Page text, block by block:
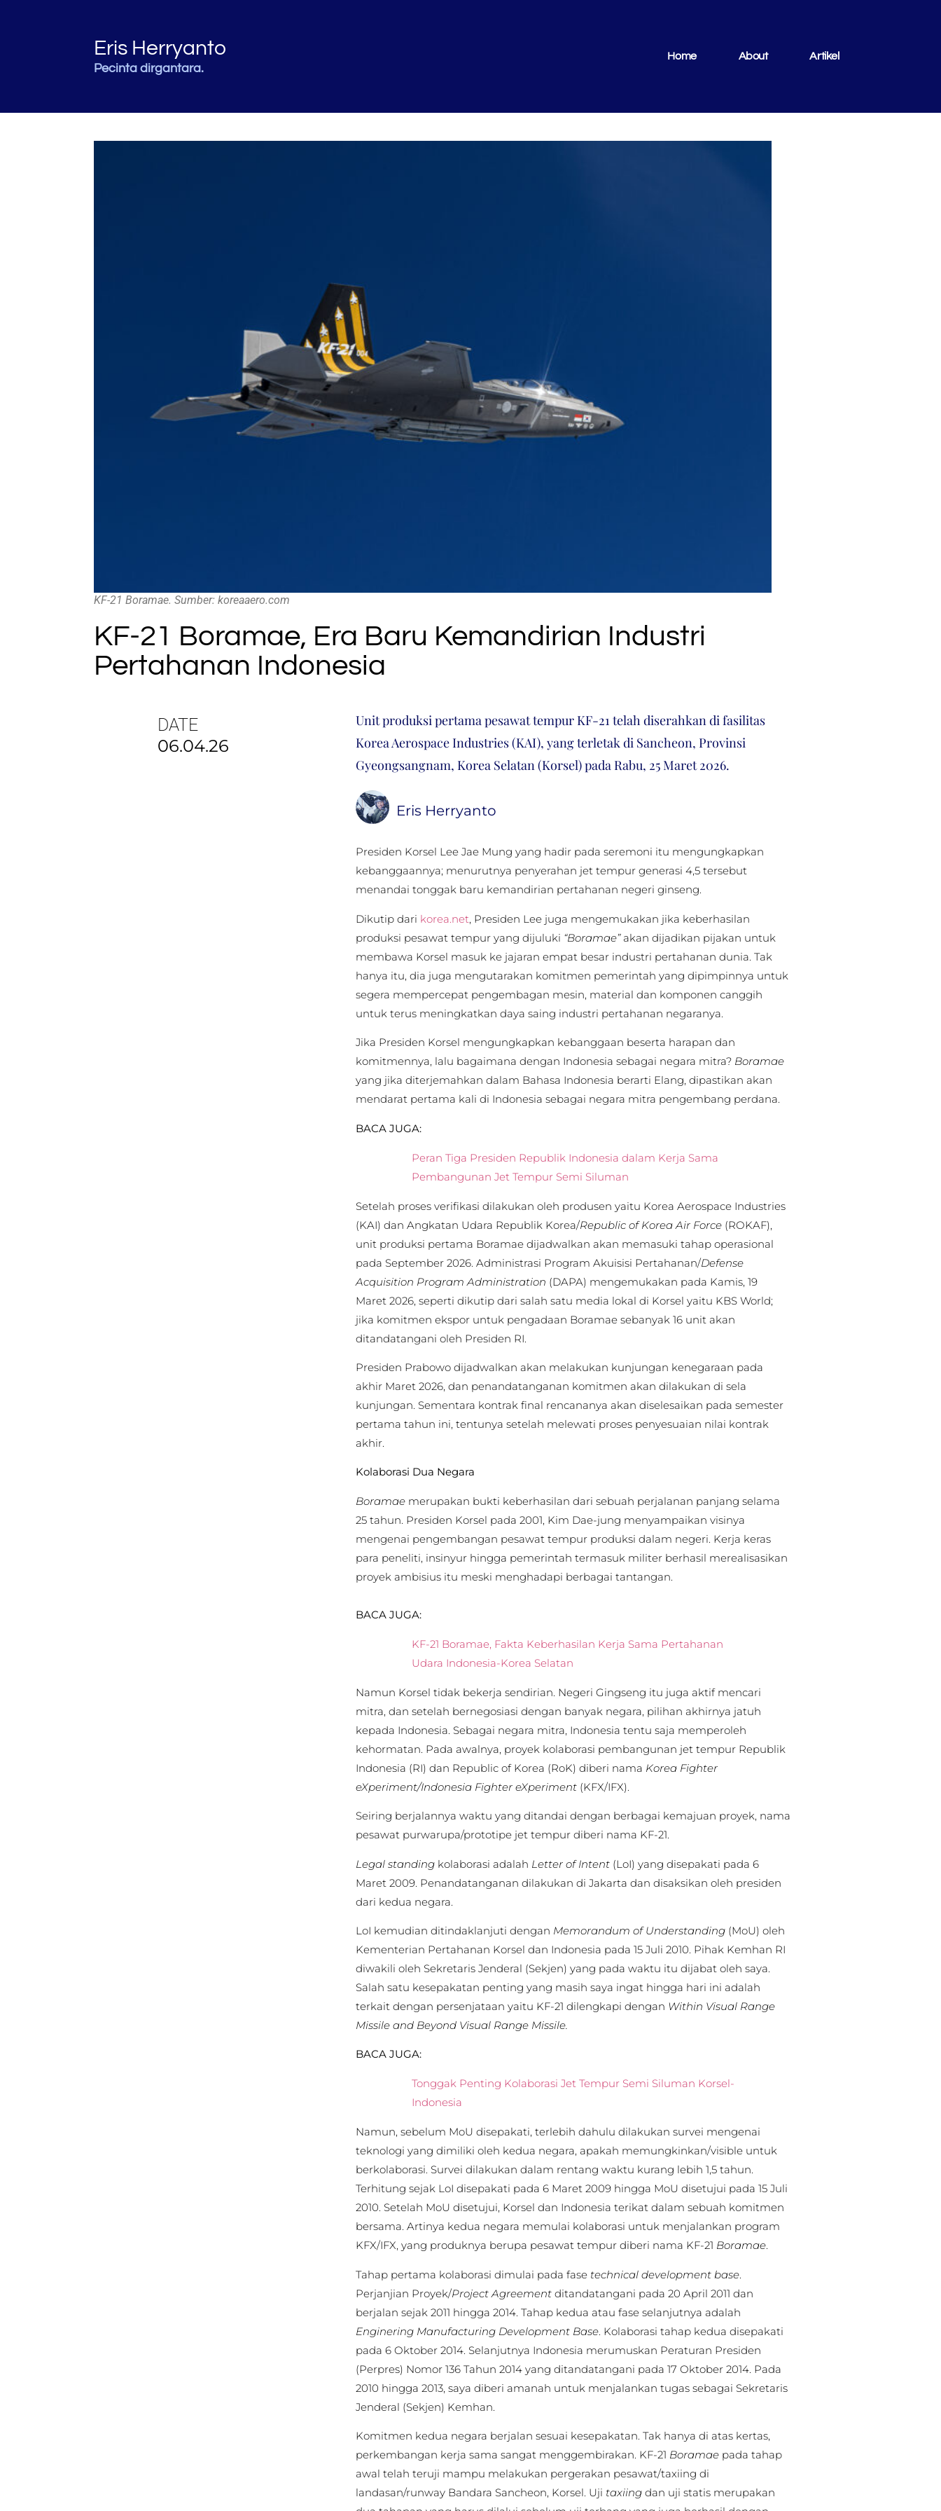
Eris Herryanto
Pecinta dirgantara.
Home About Artikel
KF-21 Boramae. Sumber: koreaaero.com
KF-21 Boramae, Era Baru Kemandirian Industri
Pertahanan Indonesia
DATE
06.04.26
Unit produksi pertama pesawat tempur KF-21 telah diserahkan di fasilitas
Korea Aerospace Industries (KAI), yang terletak di Sancheon, Provinsi
Gyeongsangnam, Korea Selatan (Korsel) pada Rabu, 25 Maret 2026.
Eris Herryanto
Presiden Korsel Lee Jae Mung yang hadir pada seremoni itu mengungkapkan
kebanggaannya; menurutnya penyerahan jet tempur generasi 4,5 tersebut
menandai tonggak baru kemandirian pertahanan negeri ginseng.
Dikutip dari korea.net, Presiden Lee juga mengemukakan jika keberhasilan
produksi pesawat tempur yang dijuluki “Boramae”akan dijadikan pijakan untuk
membawa Korsel masuk ke jajaran empat besar industri pertahanan dunia. Tak
hanya itu, dia juga mengutarakan komitmen pemerintah yang dipimpinnya untuk
segera mempercepat pengembagan mesin, material dan komponen canggih
untuk terus meningkatkan daya saing industri pertahanan negaranya.
Jika Presiden Korsel mengungkapkan kebanggaan beserta harapan dan
komitmennya, lalu bagaimana dengan Indonesia sebagai negara mitra? Boramae
yang jika diterjemahkan dalam Bahasa Indonesia berarti Elang, dipastikan akan
mendarat pertama kali di Indonesia sebagai negara mitra pengembang perdana.
BACA JUGA:
Peran Tiga Presiden Republik Indonesia dalam Kerja Sama
Pembangunan Jet Tempur Semi Siluman
Setelah proses verifikasi dilakukan oleh produsen yaitu Korea Aerospace Industries
(KAI) dan Angkatan Udara Republik Korea/Republic of Korea Air Force(ROKAF),
unit produksi pertama Boramae dijadwalkan akan memasuki tahap operasional
pada September 2026. Administrasi Program Akuisisi Pertahanan/Defense
Acquisition Program Administration (DAPA) mengemukakan pada Kamis, 19
Maret 2026, seperti dikutip dari salah satu media lokal di Korsel yaitu KBS World;
jika komitmen ekspor untuk pengadaan Boramae sebanyak 16 unit akan
ditandatangani oleh Presiden RI.
Presiden Prabowo dijadwalkan akan melakukan kunjungan kenegaraan pada
akhir Maret 2026, dan penandatanganan komitmen akan dilakukan di sela
kunjungan. Sementara kontrak final rencananya akan diselesaikan pada semester
pertama tahun ini, tentunya setelah melewati proses penyesuaian nilai kontrak
akhir.
Kolaborasi Dua Negara
Boramaemerupakan bukti keberhasilan dari sebuah perjalanan panjang selama
25 tahun. Presiden Korsel pada 2001, Kim Dae-jung menyampaikan visinya
mengenai pengembangan pesawat tempur produksi dalam negeri. Kerja keras
para peneliti, insinyur hingga pemerintah termasuk militer berhasil merealisasikan
proyek ambisius itu meski menghadapi berbagai tantangan.
BACA JUGA:
KF-21 Boramae, Fakta Keberhasilan Kerja Sama Pertahanan
Udara Indonesia-Korea Selatan
Namun Korsel tidak bekerja sendirian. Negeri Gingseng itu juga aktif mencari
mitra, dan setelah bernegosiasi dengan banyak negara, pilihan akhirnya jatuh
kepada Indonesia. Sebagai negara mitra, Indonesia tentu saja memperoleh
kehormatan. Pada awalnya, proyek kolaborasi pembangunan jet tempur Republik
Indonesia (RI) dan Republic of Korea (RoK) diberi nama Korea Fighter
eXperiment/Indonesia Fighter eXperiment(KFX/IFX).
Seiring berjalannya waktu yang ditandai dengan berbagai kemajuan proyek, nama
pesawat purwarupa/prototipe jet tempur diberi nama KF-21.
Legal standingkolaborasi adalah Letter of Intent(LoI) yang disepakati pada 6
Maret 2009. Penandatanganan dilakukan di Jakarta dan disaksikan oleh presiden
dari kedua negara.
LoI kemudian ditindaklanjuti dengan Memorandum of Understanding (MoU) oleh
Kementerian Pertahanan Korsel dan Indonesia pada 15 Juli 2010. Pihak Kemhan RI
diwakili oleh Sekretaris Jenderal (Sekjen) yang pada waktu itu dijabat oleh saya.
Salah satu kesepakatan penting yang masih saya ingat hingga hari ini adalah
terkait dengan persenjataan yaitu KF-21 dilengkapi dengan Within Visual Range
Missile and Beyond Visual Range Missile.
BACA JUGA:
Tonggak Penting Kolaborasi Jet Tempur Semi Siluman Korsel-
Indonesia
Namun, sebelum MoU disepakati, terlebih dahulu dilakukan survei mengenai
teknologi yang dimiliki oleh kedua negara, apakah memungkinkan/visible untuk
berkolaborasi. Survei dilakukan dalam rentang waktu kurang lebih 1,5 tahun.
Terhitung sejak LoI disepakati pada 6 Maret 2009 hingga MoU disetujui pada 15 Juli
2010. Setelah MoU disetujui, Korsel dan Indonesia terikat dalam sebuah komitmen
bersama. Artinya kedua negara memulai kolaborasi untuk menjalankan program
KFX/IFX, yang produknya berupa pesawat tempur diberi nama KF-21 Boramae.
Tahap pertama kolaborasi dimulai pada fase technical development base.
Perjanjian Proyek/Project Agreementditandatangani pada 20 April 2011 dan
berjalan sejak 2011 hingga 2014. Tahap kedua atau fase selanjutnya adalah
Enginering Manufacturing Development Base. Kolaborasi tahap kedua disepakati
pada 6 Oktober 2014. Selanjutnya Indonesia merumuskan Peraturan Presiden
(Perpres) Nomor 136 Tahun 2014 yang ditandatangani pada 17 Oktober 2014. Pada
2010 hingga 2013, saya diberi amanah untuk menjalankan tugas sebagai Sekretaris
Jenderal (Sekjen) Kemhan.
Komitmen kedua negara berjalan sesuai kesepakatan. Tak hanya di atas kertas,
perkembangan kerja sama sangat menggembirakan. KF-21 Boramaepada tahap
awal telah teruji mampu melakukan pergerakan pesawat/taxiing di
landasan/runway Bandara Sancheon, Korsel. Uji taxiingdan uji statis merupakan